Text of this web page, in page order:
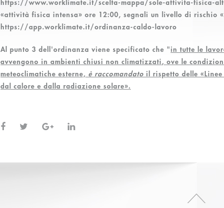
https://www.worklimate.it/scelta-mappa/sole-attivita-fisica-
«attività fisica intensa» ore 12:00, segnali un livello di rischio
https://app.worklimate.it/ordinanza-caldo-lavoro
Al punto 3 dell'ordinanza viene specificato che "in tutte le
avvengono in ambienti chiusi non climatizzati, ove le
meteoclimatiche esterne, è raccomandato il rispetto delle
dal calore e dalla radiazione solare».